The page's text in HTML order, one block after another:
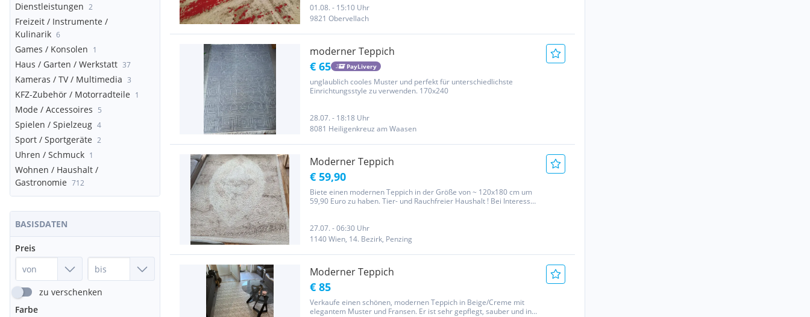
Dienstleistungen 2
Freizeit / Instrumente /
Kulinarik 6
Games / Konsolen 1
Haus / Garten / Werkstatt 37
Kameras / TV / Multimedia 3
KFZ-Zubehör / Motorradteile 1
Mode / Accessoires 5
Spielen / Spielzeug 4
Sport / Sportgeräte 2
Uhren / Schmuck 1
Wohnen / Haushalt /
Gastronomie 712
BASISDATEN
Preis
zu verschenken
Farbe
01.08. - 15:10 Uhr
9821 Obervellach
moderner Teppich
€ 65 PayLivery
unglaublich cooles Muster und perfekt für unterschiedlichste
Einrichtungsstyle zu verwenden. 170x240
28.07. - 18:18 Uhr
8081 Heiligenkreuz am Waasen
Moderner Teppich
€ 59,90
Biete einen modernen Teppich in der Größe von ~ 120x180 cm um
59,90 Euro zu haben. Tier- und Rauchfreier Haushalt ! Bei Interesse
27.07. - 06:30 Uhr
1140 Wien, 14. Bezirk, Penzing
Moderner Teppich
€ 85
Verkaufe einen schönen, modernen Teppich in Beige/Creme mit
elegantem Muster und Fransen. Er ist sehr gepflegt, sauber und in